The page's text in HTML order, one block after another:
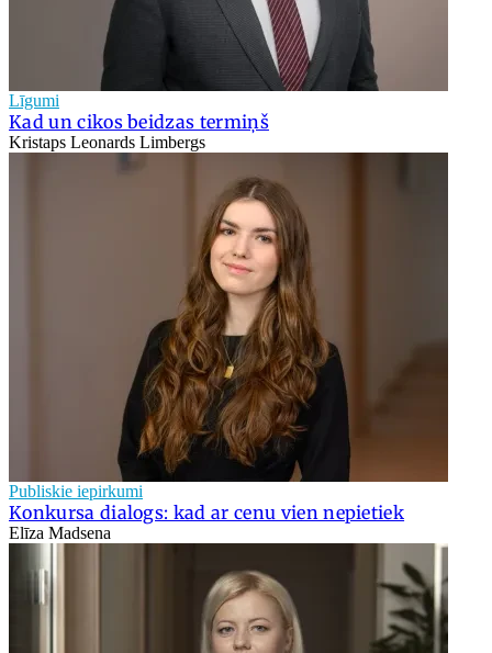
Līgumi
Kad un cikos beidzas termiņš
Kristaps Leonards Limbergs
Publiskie iepirkumi
Konkursa dialogs: kad ar cenu vien nepietiek
Elīza Madsena